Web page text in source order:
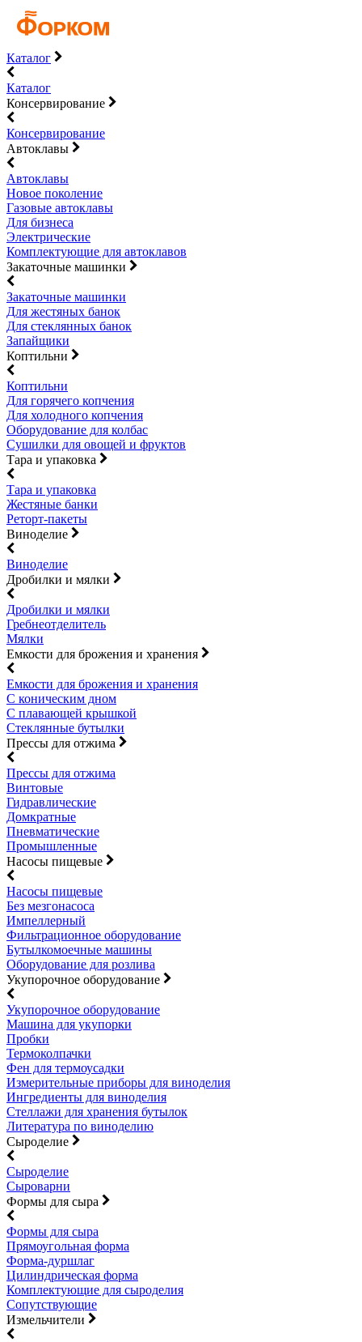
Каталог
Каталог
Консервирование
Консервирование
Автоклавы
Автоклавы
Новое поколение
Газовые автоклавы
Для бизнеса
Электрические
Комплектующие для автоклавов
Закаточные машинки
Закаточные машинки
Для жестяных банок
Для стеклянных банок
Запайщики
Коптильни
Коптильни
Для горячего копчения
Для холодного копчения
Оборудование для колбас
Сушилки для овощей и фруктов
Тара и упаковка
Тара и упаковка
Жестяные банки
Реторт-пакеты
Виноделие
Виноделие
Дробилки и мялки
Дробилки и мялки
Гребнеотделитель
Мялки
Емкости для брожения и хранения
Емкости для брожения и хранения
С коническим дном
С плавающей крышкой
Стеклянные бутылки
Прессы для отжима
Прессы для отжима
Винтовые
Гидравлические
Домкратные
Пневматические
Промышленные
Насосы пищевые
Насосы пищевые
Без мезгонасоса
Импеллерный
Фильтрационное оборудование
Бутылкомоечные машины
Оборудование для розлива
Укупорочное оборудование
Укупорочное оборудование
Машина для укупорки
Пробки
Термоколпачки
Фен для термоусадки
Измерительные приборы для виноделия
Ингредиенты для виноделия
Стеллажи для хранения бутылок
Литература по виноделию
Сыроделие
Сыроделие
Сыроварни
Формы для сыра
Формы для сыра
Прямоугольная форма
Форма-дуршлаг
Цилиндрическая форма
Комплектующие для сыроделия
Сопутствующие
Измельчители